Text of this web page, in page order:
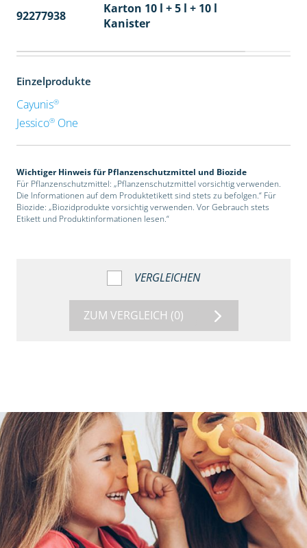
92277938
Karton 10 l + 5 l + 10 l
Kanister
Einzelprodukte
Cayunis®
Jessico®One
Wichtiger Hinweis für Pflanzenschutzmittel und Biozide
Für Pflanzenschutzmittel: „Pflanzenschutzmittel vorsichtig verwenden.
Die Informationen auf dem Produktetikett sind stets zu befolgen.“ Für
Biozide: „Biozidprodukte vorsichtig verwenden. Vor Gebrauch stets
Etikett und Produktinformationen lesen.“
VERGLEICHEN
ZUM VERGLEICH (0)